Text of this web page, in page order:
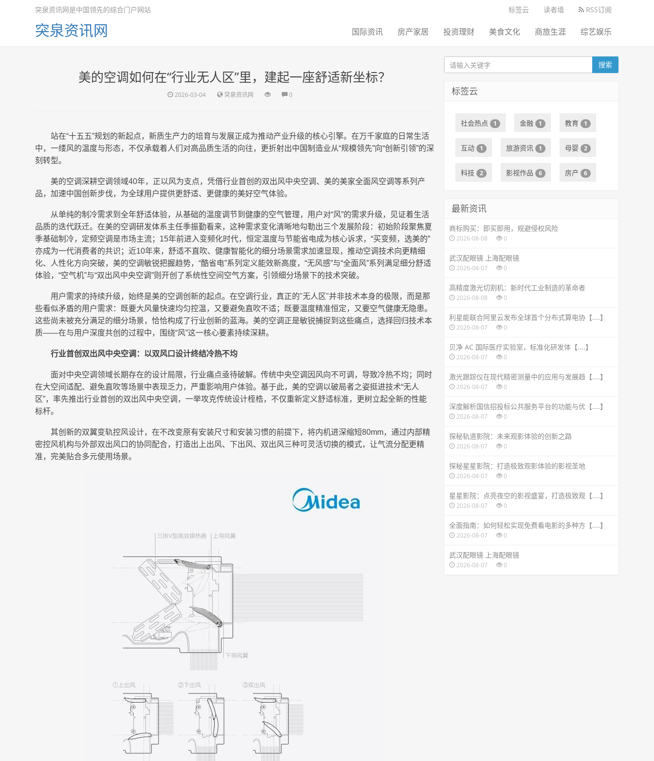
标签云 读者墙 RSS订阅
突泉资讯网是中国领先的综合门户网站
突泉资讯网 国际资讯 房产家居 投资理财 美食文化 商旅生涯 综艺娱乐
美的空调如何在“行业无人区”里，建起一座舒适新坐标？
2026-03-04 突泉资讯网 0
站在“十五五”规划的新起点，新质生产力的培育与发展正成为推动产业升级的核心引擎。在万千家庭的日常生活
中，一缕风的温度与形态，不仅承载着人们对高品质生活的向往，更折射出中国制造业从“规模领先”向“创新引领”的深
刻转型。
美的空调深耕空调领域40年，正以风为支点，凭借行业首创的双出风中央空调、美的美家全面风空调等系列产
品，加速中国创新步伐，为全球用户提供更舒适、更健康的美好空气体验。
从单纯的制冷需求到全年舒适体验，从基础的温度调节到健康的空气管理，用户对“风”的需求升级，见证着生活
品质的迭代跃迁。在美的空调研发体系主任季振勤看来，这种需求变化清晰地勾勒出三个发展阶段：初始阶段聚焦夏
季基础制冷，定频空调是市场主流；15年前进入变频化时代，恒定温度与节能省电成为核心诉求，“买变频，选美的”
亦成为一代消费者的共识；近10年来，舒适不直吹、健康智能化的细分场景需求加速显现，推动空调技术向更精细
化、人性化方向突破，美的空调敏锐把握趋势，“酷省电”系列定义能效新高度，“无风感”与“全面风”系列满足细分舒适
体验，“空气机”与“双出风中央空调”则开创了系统性空间空气方案，引领细分场景下的技术突破。
用户需求的持续升级，始终是美的空调创新的起点。在空调行业，真正的"无人区"并非技术本身的极限，而是那
些看似矛盾的用户需求：既要大风量快速均匀控温，又要避免直吹不适；既要温度精准恒定，又要空气健康无隐患。
这些尚未被充分满足的细分场景，恰恰构成了行业创新的蓝海。美的空调正是敏锐捕捉到这些痛点，选择回归技术本
质——在与用户深度共创的过程中，围绕“风”这一核心要素持续深耕。
行业首创双出风中央空调：以双风口设计终结冷热不均
面对中央空调领域长期存在的设计局限，行业痛点亟待破解。传统中央空调因风向不可调，导致冷热不均；同时
在大空间适配、避免直吹等场景中表现乏力，严重影响用户体验。基于此，美的空调以破局者之姿挺进技术“无人
区”，率先推出行业首创的双出风中央空调，一举攻克传统设计桎梏，不仅重新定义舒适标准，更树立起全新的性能
标杆。
其创新的双翼变轨控风设计，在不改变原有安装尺寸和安装习惯的前提下，将内机进深缩短80mm，通过内部精
密控风机构与外部双出风口的协同配合，打造出上出风、下出风、双出风三种可灵活切换的模式，让气流分配更精
准，完美贴合多元使用场景。
搜索
标签云
社会热点 1 金融 1 教育 1
互动 1 旅游资讯 1 母婴 2
科技 2 影视作品 6 房产 6
最新资讯
商标购买：即买即用，规避侵权风险
2026-08-08 0
武汉配眼镜 上海配眼镜
2026-08-07 0
高精度激光切割机：新时代工业制造的革命者
2026-08-08 0
利星能联合阿里云发布全球首个分布式算电协【....】
2026-08-07 0
贝净 AC 国际医疗实验室，标准化研发体【....】
2026-08-07 0
激光跟踪仪在现代精密测量中的应用与发展趋【....】
2026-08-07 0
深度解析国信招投标公共服务平台的功能与优【....】
2026-08-07 0
探秘轨道影院：未来观影体验的创新之路
2026-08-07 0
探秘星星影院：打造极致观影体验的影视圣地
2026-08-07 0
星星影院：点亮夜空的影视盛宴，打造极致观【....】
2026-08-07 0
全面指南：如何轻松实现免费看电影的多种方【....】
2026-08-07 0
武汉配眼镜 上海配眼镜
2026-08-07 0